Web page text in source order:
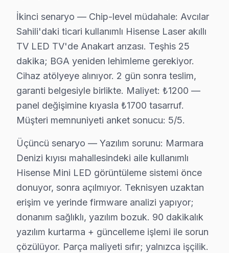
Fabrika Servis olarak Avcılar bölgesinde, farklı yaş
Hizmet avantajlarımız arasında yerinde tamir
Sonuç olarak, Avcılar'da Hisense TV sahiplerine
Avcılar Hisense servis - TV Tamiri
Hisense Smart TV'lerde yazılım sorunu bazen
25+ sertifikalı teknisyen teknisyenimiz Tizen,
Fiyat Politikamız: Sürpriz Yok, Güven Var
Avcılar'de fiyat konusunda şeffaflık ilkemizdir.
Avcılar'de arıza tespiti: Ücretsiz. Herhangi bir ön
Avcılar'de onaysız işlem yok: Fiyat teklifi
Avcılar garantili fiyat: Avcılar servisimizde teklif edilen
Avcılar'de ödeme seçenekleri: Nakit, kredi kartı,
» Avcılar'de Hisense televizyon tamir fiyatı
İkinci senaryo — Chip-level müdahale: Avcılar
Sahili'daki ticari kullanımlı Hisense Laser akıllı
TV LED TV'de Anakart arızası. Teşhis 25
dakika; BGA yeniden lehimleme gerekiyor.
Cihaz atölyeye alınıyor. 2 gün sonra teslim,
garanti belgesiyle birlikte. Maliyet: ₺1200 —
panel değişimine kıyasla ₺1700 tasarruf.
Müşteri memnuniyeti anket sonucu: 5/5.
Üçüncü senaryo — Yazılım sorunu: Marmara
Denizi kıyısı mahallesindeki aile kullanımlı
Hisense Mini LED görüntüleme sistemi önce
donuyor, sonra açılmıyor. Teknisyen uzaktan
erişim ve yerinde firmware analizi yapıyor;
donanım sağlıklı, yazılım bozuk. 90 dakikalık
yazılım kurtarma + güncelleme işlemi ile sorun
çözülüyor. Parça maliyeti sıfır; yalnızca işçilik.